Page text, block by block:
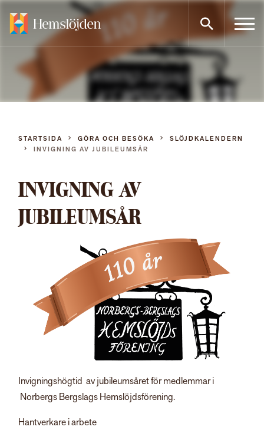
innehållet
STARTSIDA GÖRA OCH BESÖKA
SLÖJDKALENDERN
INVIGNING AV JUBILEUMSÅR
INVIGNING AV
JUBILEUMSÅR
Invigningshögtid av jubileumsåret för medlemmar i
Norbergs Bergslags Hemslöjdsförening.
Hantverkare i arbete